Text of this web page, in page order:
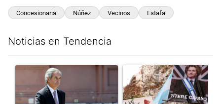
Concesionaria Núñez Vecinos Estafa
Noticias en Tendencia
Un artículo de tendencia con el título "Las inconsistencias de
Un artículo de tendencia